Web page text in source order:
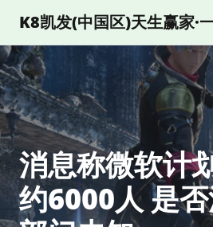
K8凯发(中国区)天生赢家·
消息称微软计
约6000人 是